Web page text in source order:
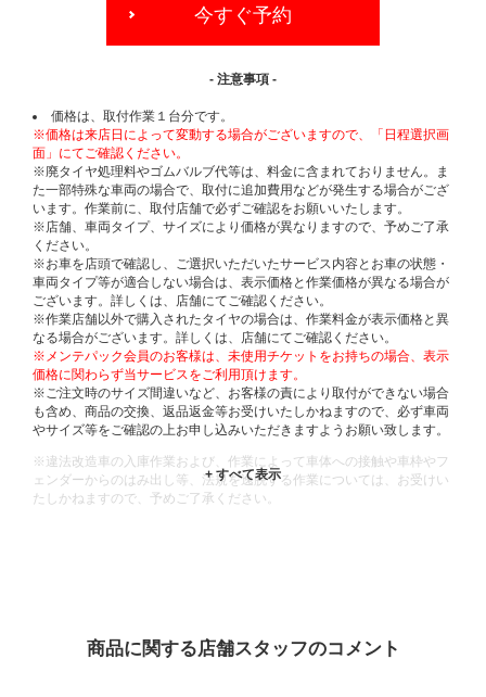
今すぐ予約
- 注意事項 -
価格は、取付作業１台分です。
※価格は来店日によって変動する場合がございますので、「日程選択画
面」にてご確認ください。
※廃タイヤ処理料やゴムバルブ代等は、料金に含まれておりません。ま
た一部特殊な車両の場合で、取付に追加費用などが発生する場合がござ
います。作業前に、取付店舗で必ずご確認をお願いいたします。
※店舗、車両タイプ、サイズにより価格が異なりますので、予めご了承
ください。
※お車を店頭で確認し、ご選択いただいたサービス内容とお車の状態・
車両タイプ等が適合しない場合は、表示価格と作業価格が異なる場合が
ございます。詳しくは、店舗にてご確認ください。
※作業店舗以外で購入されたタイヤの場合は、作業料金が表示価格と異
なる場合がございます。詳しくは、店舗にてご確認ください。
※メンテパック会員のお客様は、未使用チケットをお持ちの場合、表示
価格に関わらず当サービスをご利用頂けます。
※ご注文時のサイズ間違いなど、お客様の責により取付ができない場合
も含め、商品の交換、返品返金等お受けいたしかねますので、必ず車両
やサイズ等をご確認の上お申し込みいただきますようお願い致します。
※違法改造車の入庫作業および、作業によって車体への接触や車枠やフ
ェンダーからのはみ出し等、法規を逸脱する作業については、お受けい
たしかねますので、予めご了承ください。
商品に関する店舗スタッフのコメント